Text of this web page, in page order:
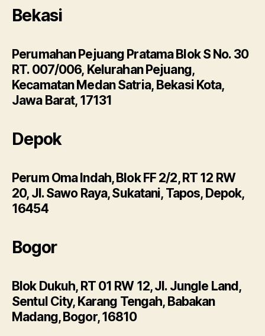
Bekasi
Perumahan Pejuang Pratama Blok S No. 30
RT. 007/006, Kelurahan Pejuang,
Kecamatan Medan Satria, Bekasi Kota,
Jawa Barat, 17131
Depok
Perum Oma Indah, Blok FF 2/2, RT 12 RW
20, Jl. Sawo Raya, Sukatani, Tapos, Depok,
16454
Bogor
Blok Dukuh, RT 01 RW 12, Jl. Jungle Land,
Sentul City, Karang Tengah, Babakan
Madang, Bogor, 16810